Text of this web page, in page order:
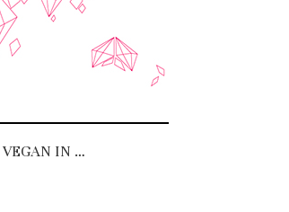
VEGAN IN …